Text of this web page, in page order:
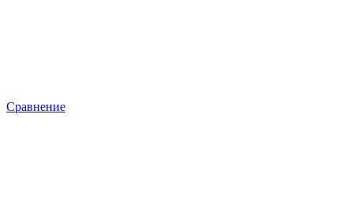
Сравнение